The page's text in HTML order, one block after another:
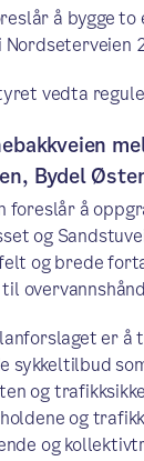
å bygge to
vedta
Bydel
foreslår å
og
og brede
er
sykkeltilbud
og
og
og